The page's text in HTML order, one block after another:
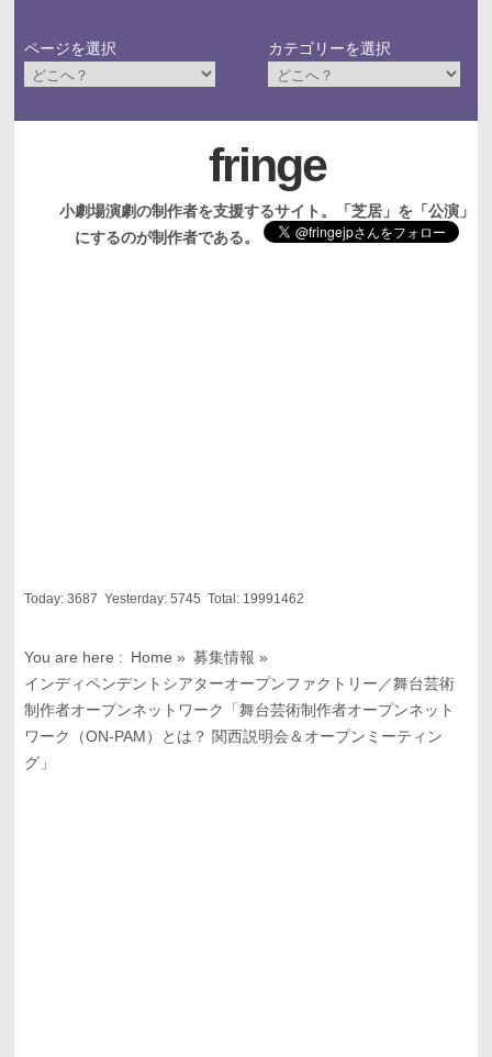
ページを選択 カテゴリーを選択
fringe
小劇場演劇の制作者を支援するサイト。「芝居」を「公演」
にするのが制作者である。
Today: 3687 Yesterday: 5745 Total: 19991462
You are here : Home » 募集情報 »
インディペンデントシアターオープンファクトリー／舞台芸術
制作者オープンネットワーク「舞台芸術制作者オープンネット
ワーク（ON-PAM）とは？ 関西説明会＆オープンミーティン
グ」